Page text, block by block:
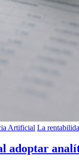
Artificial La
adoptar